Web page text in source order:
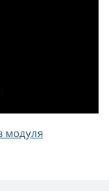
модуля